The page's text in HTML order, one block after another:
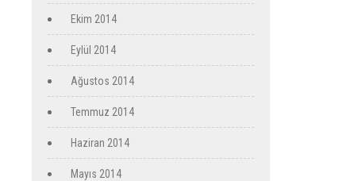
Ekim 2014
Eylül 2014
Ağustos 2014
Temmuz 2014
Haziran 2014
Mayıs 2014